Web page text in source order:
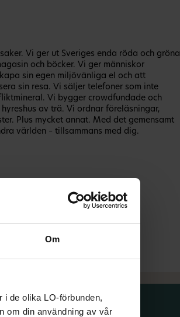
Om
de olika LO-förbunden,
om din användning av vår
Vi ger ut Sveriges enda röda och gröna
och böcker. Vi ger människor
sin egen miljövänliga el och att
sin resa. Vi säljer telefoner som inte
Vi bygger crowdfundade och
av trä. Vi ordnar föreläsningar,
Plus mycket annat. Med det gemensamt
världen – tillsammans med dig.